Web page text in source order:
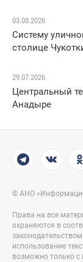
03.08.2026
Систему
столице
29.07.2026
Центральный
Анадыре
© АНО
Права на все
охраняются в
использование
возможно только с